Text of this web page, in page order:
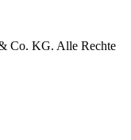
Co. KG. Alle Rechte